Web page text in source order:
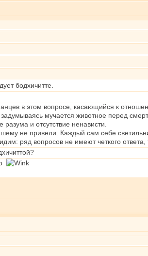
бодхичитте.
в этом вопросе, касающийся к
мучается животное перед
и отсутствие ненависти.
не привели. Каждый сам себе
ряд вопросов не имеют четкого